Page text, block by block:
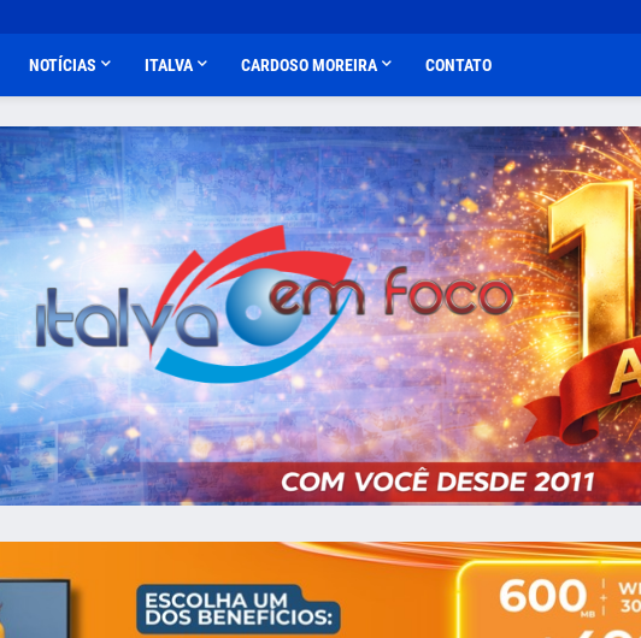
NOTÍCIAS ITALVA CARDOSO MOREIRA CONTATO